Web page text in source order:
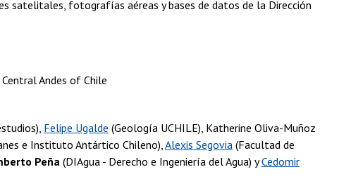
satelitales, fotografías aéreas y bases de datos de la Dirección
Andes of Chile
Felipe Ugalde (Geología UCHILE), Katherine Oliva-Muñoz
e Instituto Antártico Chileno), Alexis Segovia (Facultad de
Peña (DIAgua - Derecho e Ingeniería del Agua) yCedomir